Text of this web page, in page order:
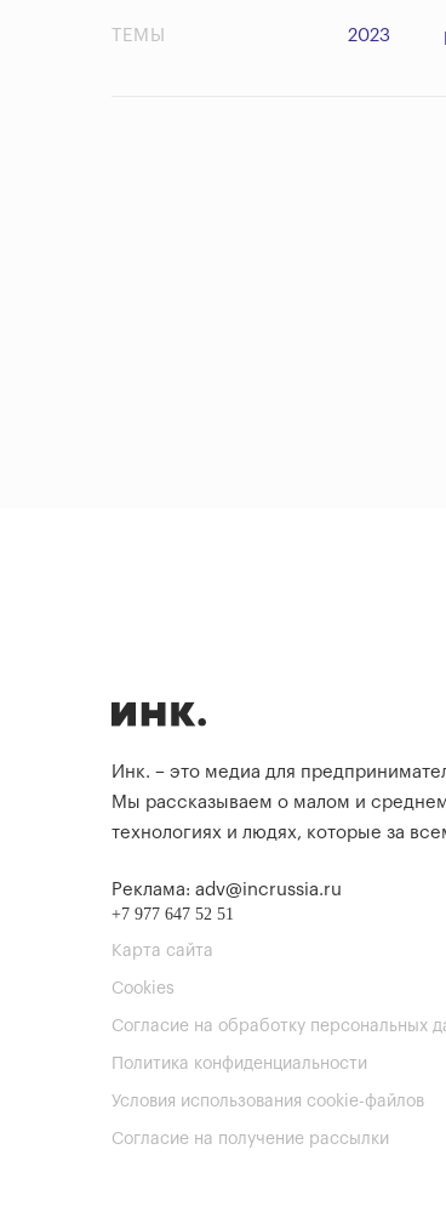
ТЕМЫ 2023
Инк. – это медиа для
Мы рассказываем о малом и
технологиях и людях, которые за
Реклама: adv@incrussia.ru
+7 977 647 52 51
Карта сайта
Cookies
Согласие на обработку персональных
Политика конфиденциальности
Условия использования cookie-файлов
Согласие на получение рассылки